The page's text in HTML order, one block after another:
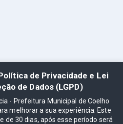
de Privacidade e Lei
de Dados (LGPD)
- Prefeitura Municipal de Coelho
melhorar a sua experiência. Este
de 30 dias, após esse período será